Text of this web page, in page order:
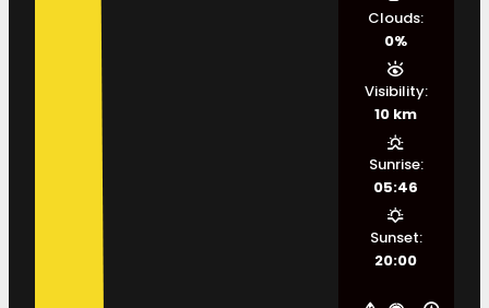
Clouds:
0%
Visibility:
10 km
Sunrise:
05:46
Sunset:
20:00